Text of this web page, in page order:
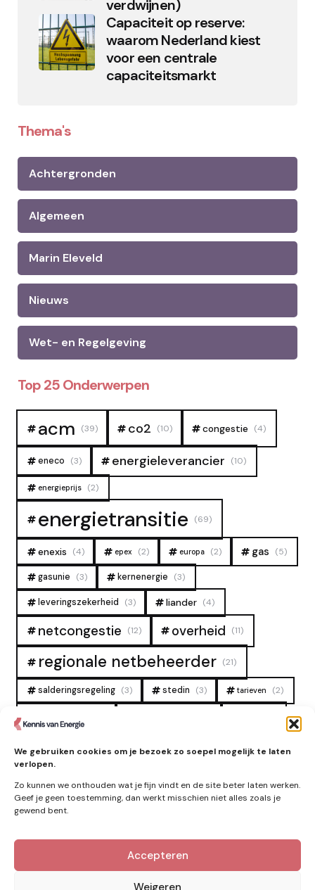
We gebruiken cookies om je bezoek zo soepel mogelijk te laten
verlopen.
Zo kunnen we onthouden wat je fijn vindt en de site beter laten werken.
Geef je geen toestemming, dan werkt misschien niet alles zoals je
gewend bent.
Accepteren
Weigeren
verdwijnen)
Capaciteit op reserve:
waarom Nederland kiest
voor een centrale
capaciteitsmarkt
Thema's
Achtergronden
Algemeen
Marin Eleveld
Nieuws
Wet- en Regelgeving
Top 25 Onderwerpen
acm (39) co2 (10) congestie (4)
eneco (3) energieleverancier (10)
energieprijs (2)
energietransitie (69)
enexis (4) epex (2) europa (2) gas (5)
gasunie (3) kernenergie (3)
leveringszekerheid (3) liander (4)
netcongestie (12) overheid (11)
regionale netbeheerder (21)
salderingsregeling (3) stedin (3) tarieven (2)
tennet
zonne-energie (9)
Kennis van Energie in je mailbox?
Abonner op nieuwe artikelen.